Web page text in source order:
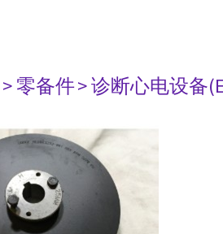
> 零备件> 诊断心电设备